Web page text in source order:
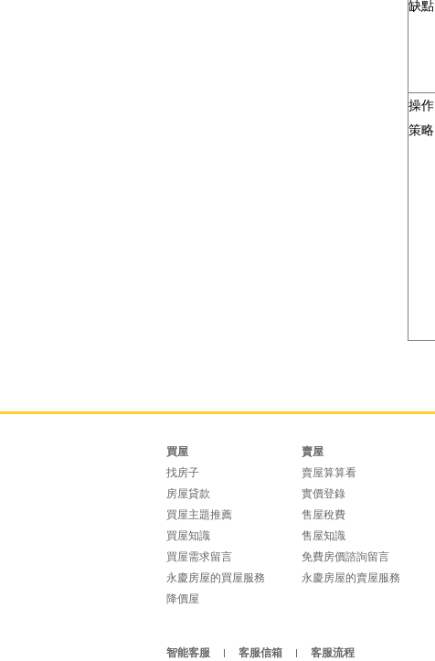
缺點
操作
策略
買屋
找房子
房屋貸款
買屋主題推薦
買屋知識
買屋需求留言
永慶房屋的買屋服務
降價屋
賣屋
賣屋算算看
實價登錄
售屋稅費
售屋知識
免費房價諮詢留言
永慶房屋的賣屋服務
智能客服
客服信箱 客服流程